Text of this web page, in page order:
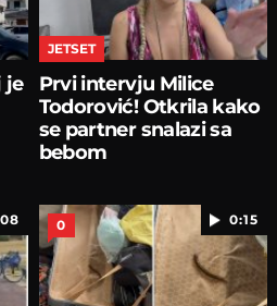
je
JETSET
Prvi intervju Milice
Todorović! Otkrila kako
se partner snalazi sa
bebom
0:15
0